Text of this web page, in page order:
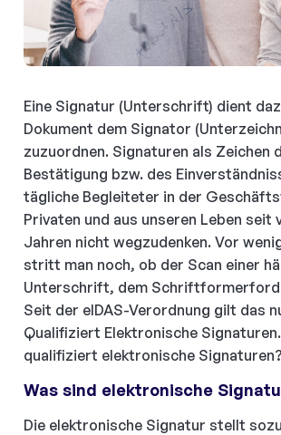
Eine Signatur (Unterschrift) dient
Dokument dem Signator
zuzuordnen. Signaturen als Zeichen
Bestätigung bzw. des
tägliche Begleiteter in der
Privaten und aus unseren Leben seit
Jahren nicht wegzudenken. Vor
stritt man noch, ob der Scan einer
Unterschrift, dem
Seit der eIDAS-Verordnung gilt das
Qualifiziert Elektronische
qualifiziert elektronische Signaturen?
Was sind elektronische
Die elektronische Signatur stellt